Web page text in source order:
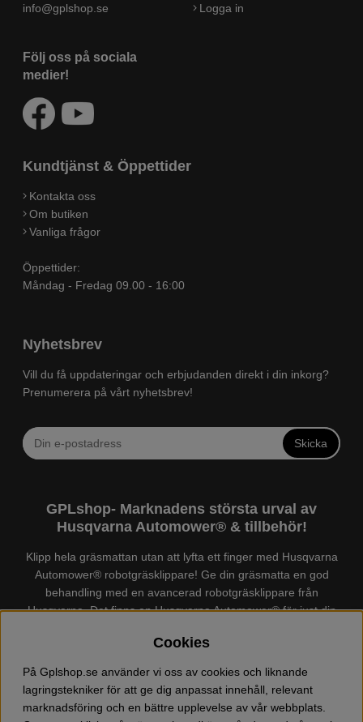
info@gplshop.se
Följ oss på sociala
medier!
Logga in
Kundtjänst & Öppettider
Kontakta oss
Om butiken
Vanliga frågor
Öppettider:
Måndag - Fredag 09.00 - 16:00
Nyhetsbrev
Vill du få uppdateringar och erbjudanden direkt i din inkorg?
Prenumerera på vårt nyhetsbrev!
Skicka
GPLshop- Marknadens största urval av
Husqvarna Automower® & tillbehör!
Klipp hela gräsmattan utan att lyfta ett finger med Husqvarna
Automower® robotgräsklippare! Ge din gräsmatta en god
behandling med en avancerad robotgräsklippare från
Husqvarna. Det finns enHusqvarna Automower®för just din
marknadens största urval av tillbehör och reservdelar till
Husqvarna skog och trädgårdsprodukter så som:
motorsågskläder och skor, grästrimmer, röjsåg, häcksax,
jordfräs, lövblås, högtryckstvätt, dammsugare, snöslunga,
Cookies
På Gplshop.se använder vi oss av cookies och liknande
lagringstekniker för att ge dig anpassat innehåll, relevant
marknadsföring och en bättre upplevelse av vår webbplats.